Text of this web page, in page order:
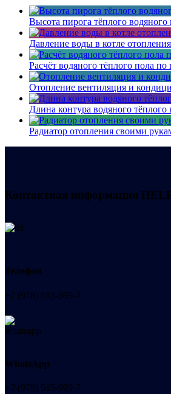
Высота пирога тёплого
Давление воды в котле
Расчёт водяного тёплого пола
Отопление вентиляция и
Длина контура водяного
Радиатор отопления своими
Контактная информация
Телефон
+7 (978) 515-999-7
WhatsApp
+7 (978) 515-999-7